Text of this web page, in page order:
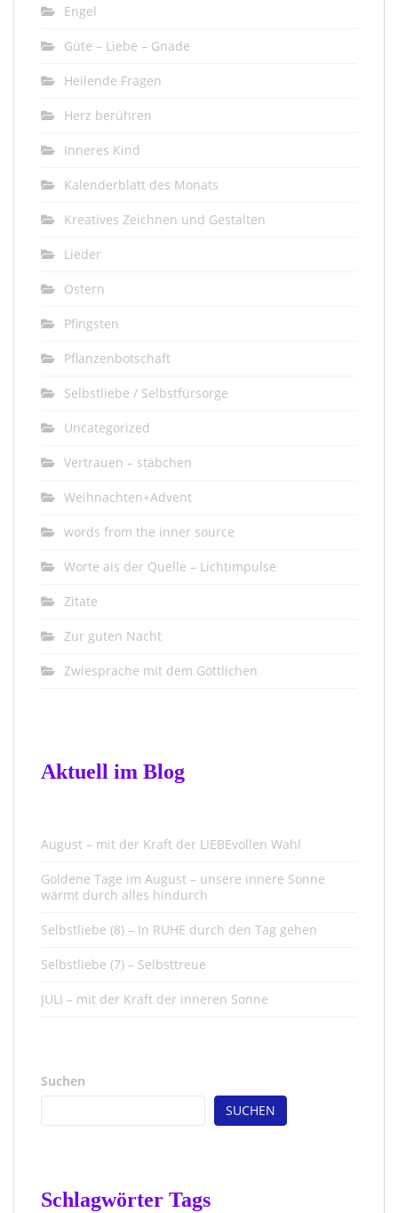
Engel
Güte – Liebe – Gnade
Heilende Fragen
Herz berühren
Inneres Kind
Kalenderblatt des Monats
Kreatives Zeichnen und Gestalten
Lieder
Ostern
Pfingsten
Pflanzenbotschaft
Selbstliebe / Selbstfürsorge
Uncategorized
Vertrauen – stäbchen
Weihnachten+Advent
words from the inner source
Worte ais der Quelle – Lichtimpulse
Zitate
Zur guten Nacht
Zwiesprache mit dem Göttlichen
Aktuell im Blog
August – mit der Kraft der LIEBEvollen Wahl
Goldene Tage im August – unsere innere Sonne
wärmt durch alles hindurch
Selbstliebe (8) – In RUHE durch den Tag gehen
Selbstliebe (7) – Selbsttreue
JULI – mit der Kraft der inneren Sonne
Suchen
SUCHEN
Schlagwörter Tags